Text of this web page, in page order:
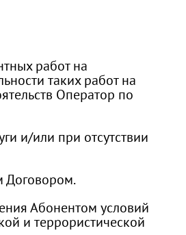
работ на
таких работ на
Оператор по
и/или при отсутствии
Договором.
Абонентом условий
и террористической